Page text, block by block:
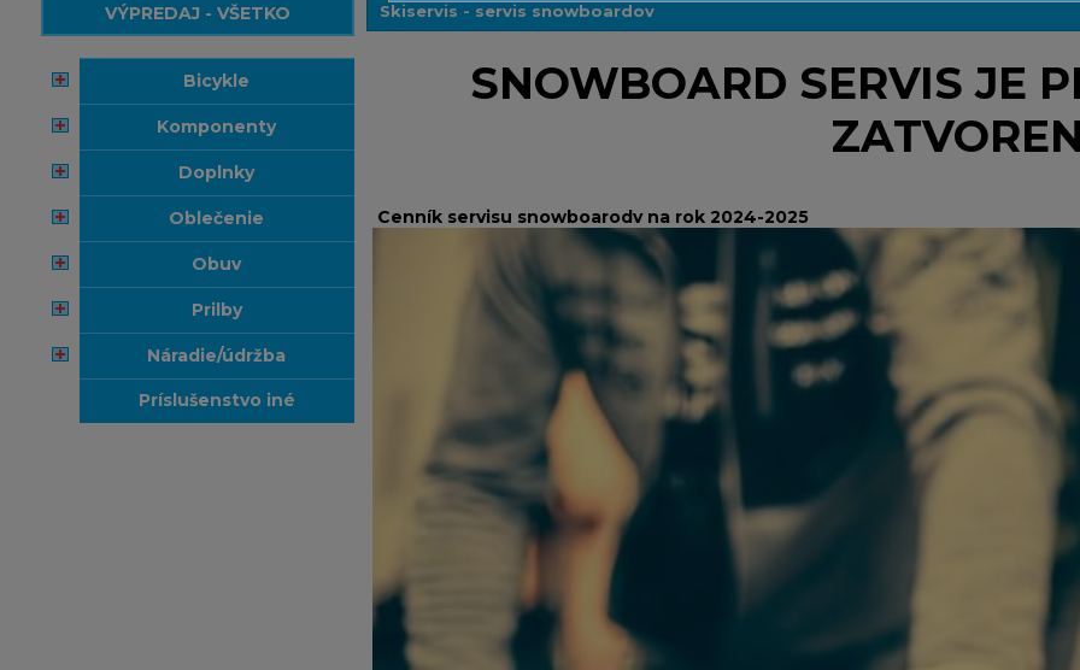
VÝPREDAJ - VŠETKO
bicykle
komponenty
doplnky
oblečenie
obuv
prilby
náradie/údržba
príslušenstvo iné
Skiservis - servis snowboardov
SNOWBOARD SERVIS JE
Cenník servisu snowboarodv na rok 2024-2025